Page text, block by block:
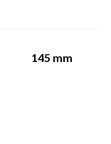
145 mm